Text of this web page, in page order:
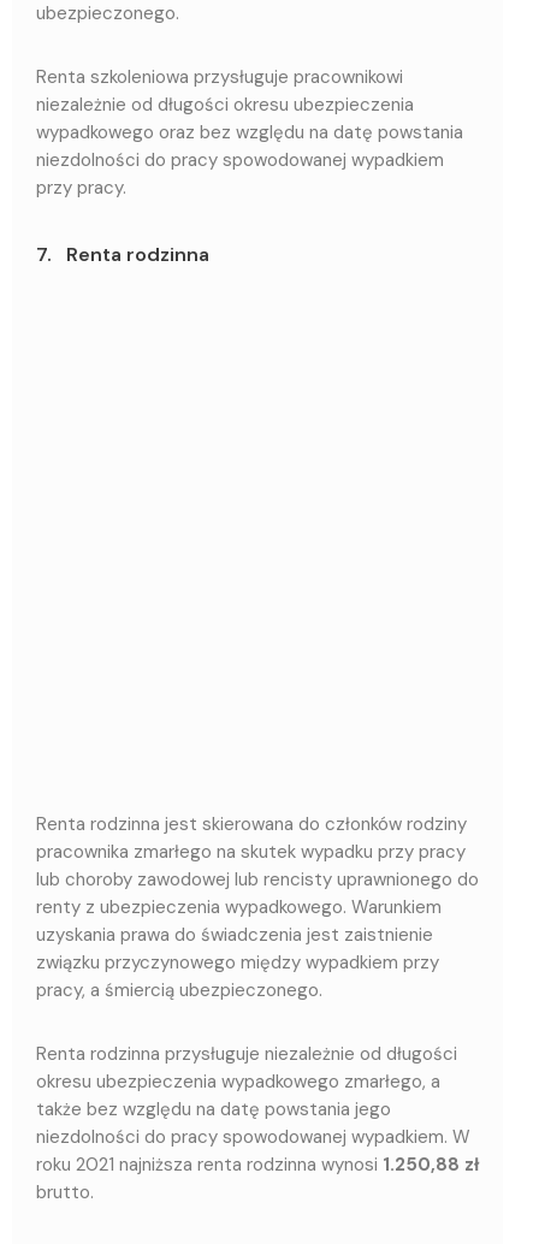
ubezpieczonego.
Renta szkoleniowa przysługuje pracownikowi
niezależnie od długości okresu ubezpieczenia
wypadkowego oraz bez względu na datę powstania
niezdolności do pracy spowodowanej wypadkiem
przy pracy.
7. Renta rodzinna
Renta rodzinna jest skierowana do członków rodziny
pracownika zmarłego na skutek wypadku przy pracy
lub choroby zawodowej lub rencisty uprawnionego do
renty z ubezpieczenia wypadkowego. Warunkiem
uzyskania prawa do świadczenia jest zaistnienie
związku przyczynowego między wypadkiem przy
pracy, a śmiercią ubezpieczonego.
Renta rodzinna przysługuje niezależnie od długości
okresu ubezpieczenia wypadkowego zmarłego, a
także bez względu na datę powstania jego
niezdolności do pracy spowodowanej wypadkiem. W
roku 2021 najniższa renta rodzinna wynosi 1.250,88 zł
brutto.